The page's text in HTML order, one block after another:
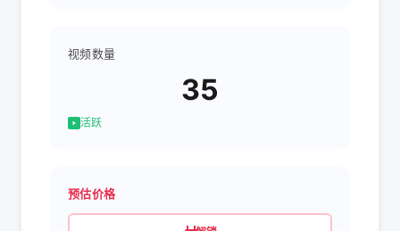
视频数量
35
活跃
预估价格